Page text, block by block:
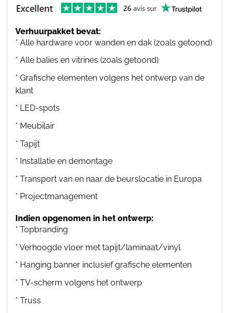
Verhuurpakket bevat:
* Alle hardware voor wanden en dak (zoals getoond)
* Alle balies en vitrines (zoals getoond)
* Grafische elementen volgens het ontwerp van de
klant
* LED-spots
* Meubilair
* Tapijt
* Installatie en demontage
* Transport van en naar de beurslocatie in Europa
* Projectmanagement
Indien opgenomen in het ontwerp:
* Topbranding
* Verhoogde vloer met tapijt/laminaat/vinyl
* Hanging banner inclusief grafische elementen
* TV-scherm volgens het ontwerp
* Truss